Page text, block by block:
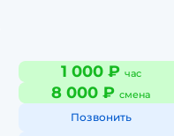
1 000 ₽ час
8 000 ₽ смена
Позвонить